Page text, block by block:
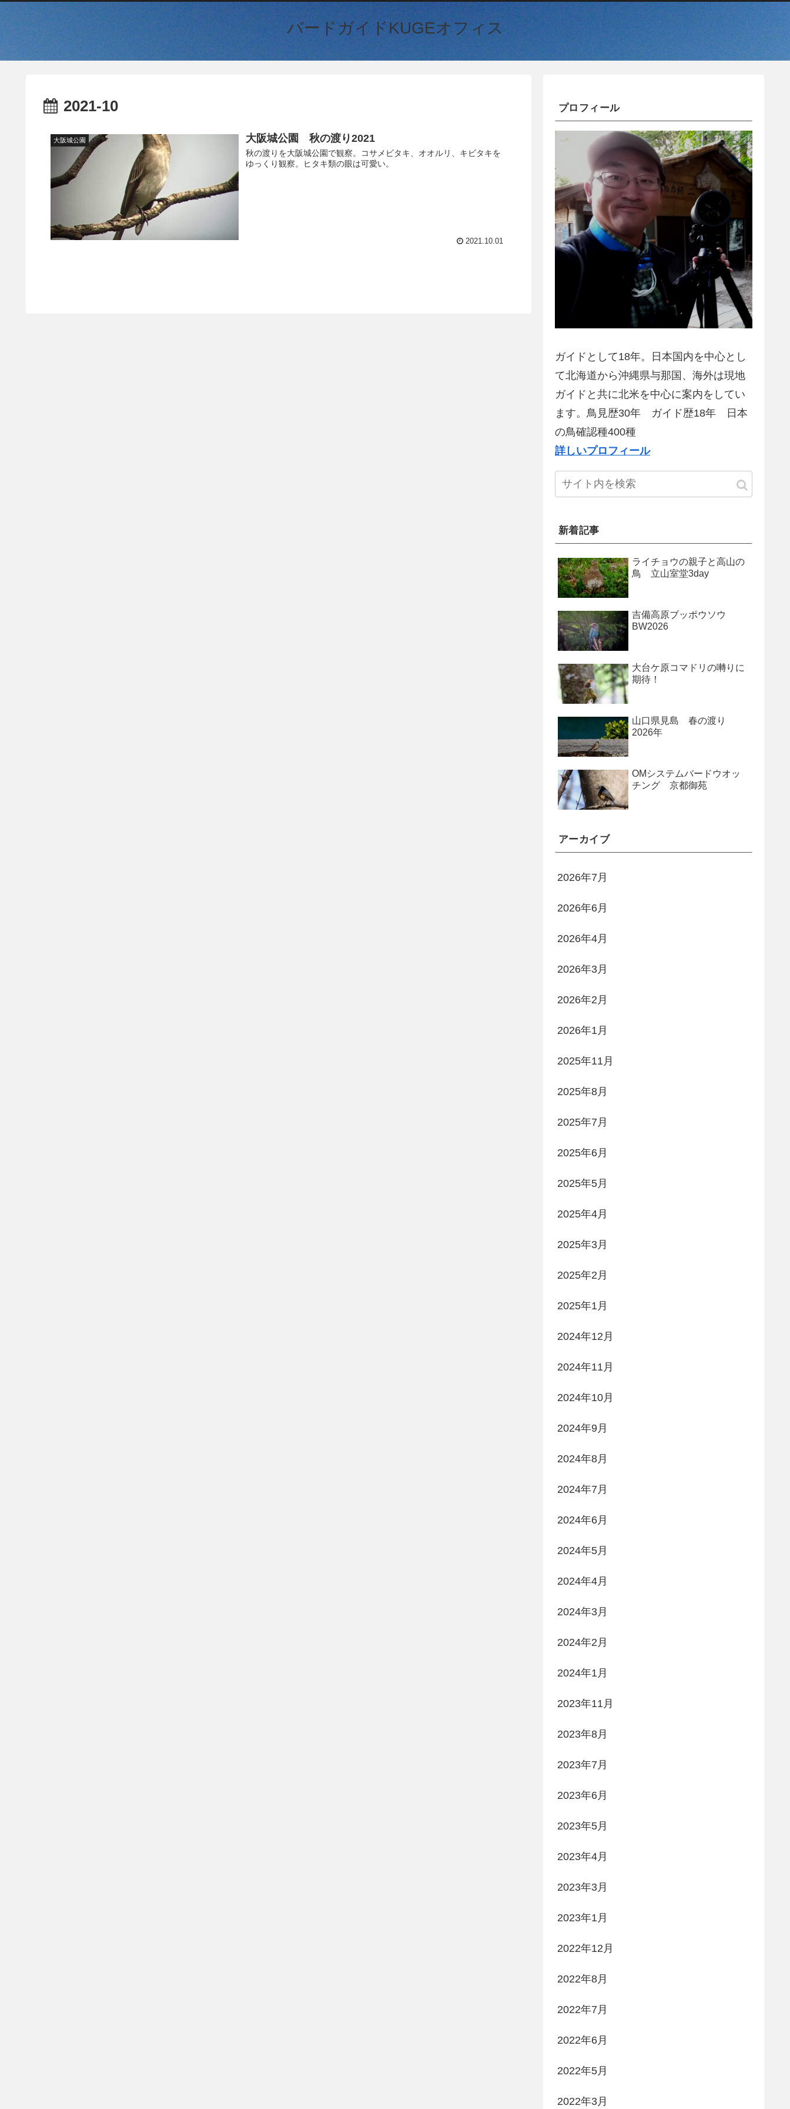
バードガイドKUGEオフィス
2021-10
大阪城公園 大阪城公園 秋の渡り2021
秋の渡りを大阪城公園で観察。コサメビタキ、オオルリ、キビタキを
ゆっくり観察。ヒタキ類の眼は可愛い。
2021.10.01
プロフィール
ガイドとして18年。日本国内を中心とし
て北海道から沖縄県与那国、海外は現地
ガイドと共に北米を中心に案内をしてい
ます。鳥見歴30年 ガイド歴18年 日本
の鳥確認種400種
詳しいプロフィール
新着記事
ライチョウの親子と高山の
鳥 立山室堂3day
吉備高原ブッポウソウ
BW2026
大台ケ原コマドリの囀りに
期待！
山口県見島 春の渡り
2026年
OMシステムバードウオッ
チング 京都御苑
アーカイブ
2026年7月
2026年6月
2026年4月
2026年3月
2026年2月
2026年1月
2025年11月
2025年8月
2025年7月
2025年6月
2025年5月
2025年4月
2025年3月
2025年2月
2025年1月
2024年12月
2024年11月
2024年10月
2024年9月
2024年8月
2024年7月
2024年6月
2024年5月
2024年4月
2024年3月
2024年2月
2024年1月
2023年11月
2023年8月
2023年7月
2023年6月
2023年5月
2023年4月
2023年3月
2023年1月
2022年12月
2022年8月
2022年7月
2022年6月
2022年5月
2022年3月